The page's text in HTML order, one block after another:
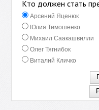
Кто должен стать
Арсений Яценюк
Юлия Тимошенко
Михаил Саакашвилли
Олег Тягнибок
Виталий Кличко